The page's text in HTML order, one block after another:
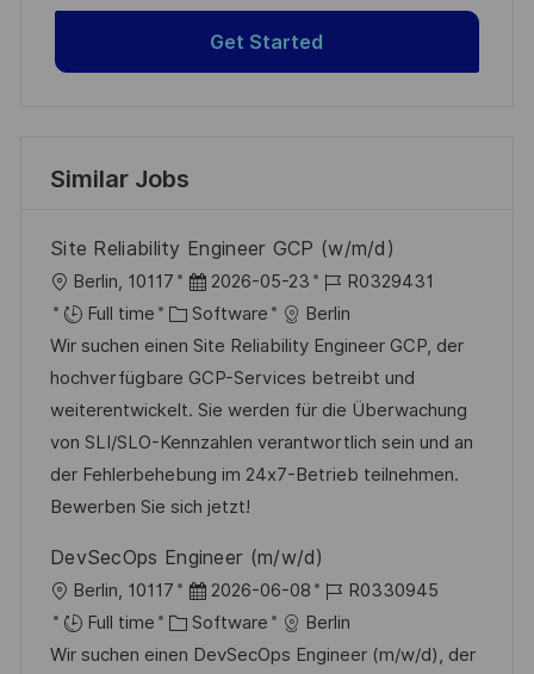
Get Started
Similar Jobs
Site Reliability Engineer GCP (w/m/d)
L
o
c
a
t
i
o
n
Berlin, 10117
P
o
s
t
e
d
D
a
e
2026-05-23
J
o
b
I
d
R0329431
Full time
C
a
t
e
g
o
r
Software
Berlin
Wir suchen einen Site Reliability Engineer GCP, der
hochverfügbare GCP-Services betreibt und
weiterentwickelt. Sie werden für die Überwachung
von SLI/SLO-Kennzahlen verantwortlich sein und an
der Fehlerbehebung im 24x7-Betrieb teilnehmen.
Bewerben Sie sich jetzt!
DevSecOps Engineer (m/w/d)
L
o
c
Berlin, 10117
P
o
s
2026-06-08
J
o
b
R0330945
Full time
C
a
Software
Berlin
Wir suchen einen DevSecOps Engineer (m/w/d), der